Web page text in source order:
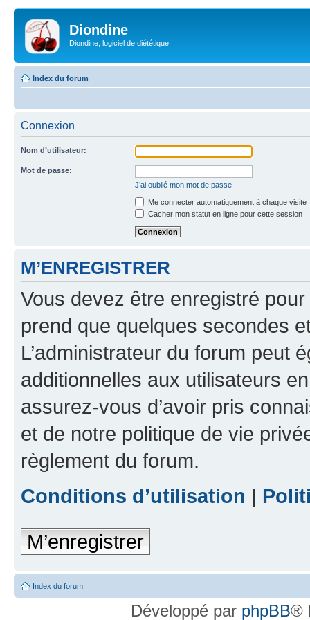
Diondine
Diondine, logiciel de diététique
Index du forum
Connexion
Nom d’utilisateur:
Mot de passe:
J’ai oublié mon mot de passe
Me connecter automatiquement à chaque visite
Cacher mon statut en ligne pour cette session
M’ENREGISTRER
Vous devez être enregistré
prend que quelques secondes
L’administrateur du forum peut
additionnelles aux utilisateurs
assurez-vous d’avoir pris
et de notre politique de vie
règlement du forum.
Conditions d’utilisation |
M’enregistrer
Index du forum
Développé par phpBB®